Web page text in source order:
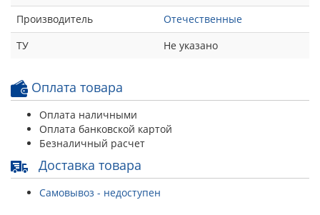
Производитель
Отечественные
ТУ
Не указано
Оплата товара
Оплата наличными
Оплата банковской картой
Безналичный расчет
Доставка товара
Самовывоз - недоступен